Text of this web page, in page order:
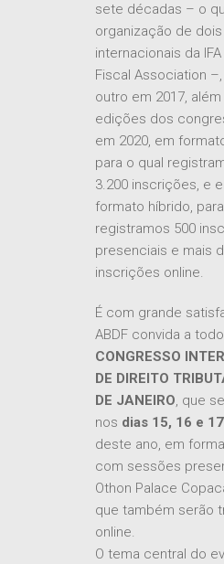
sete décadas – o
organização de
internacionais da
Fiscal Association
outro em 2017,
edições dos
em 2020, em
para o qual
3.200 inscrições, e
formato híbrido,
registramos 500
presenciais e mais
inscrições online.
É com grande
ABDF convida a
CONGRESSO
DE DIREITO
DE JANEIRO, que
nos dias 15, 16 e
deste ano, em
com sessões
Othon Palace
que também serão
online.
O tema central do